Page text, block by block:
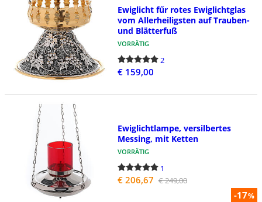
Ewiglicht fűr rotes Ewiglichtglas
vom Allerheiligsten auf Trauben-
und Blätterfuß
VORRÄTIG
2
€ 159,00
-17%
Ewiglichtlampe, versilbertes
Messing, mit Ketten
VORRÄTIG
1
€ 206,67 € 249,00